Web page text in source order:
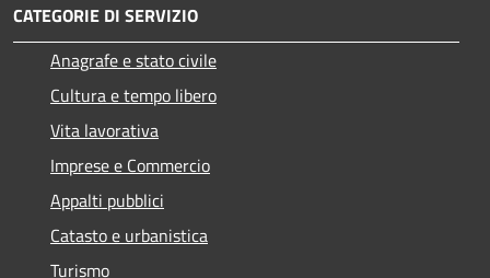
CATEGORIE DI SERVIZIO
Anagrafe e stato civile
Cultura e tempo libero
Vita lavorativa
Imprese e Commercio
Appalti pubblici
Catasto e urbanistica
Turismo